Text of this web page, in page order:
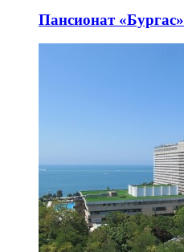
Пансионат «Бургас»